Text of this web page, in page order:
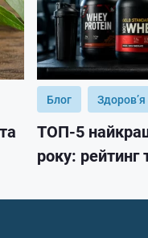
Блог Здоров’я
ТОП-5
року: рейтинг